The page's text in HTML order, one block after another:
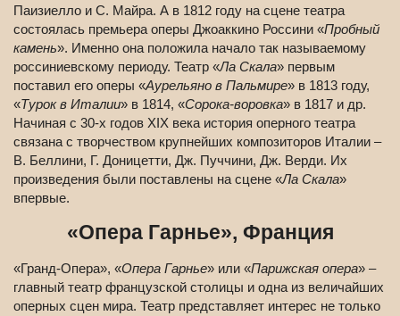
Паизиелло и С. Майра. А в 1812 году на сцене театра
состоялась премьера оперы Джоаккино Россини «Пробный
камень». Именно она положила начало так называемому
россиниевскому периоду. Театр «Ла Скала» первым
поставил его оперы «Аурельяно в Пальмире» в 1813 году,
«Турок в Италии» в 1814, «Сорока-воровка» в 1817 и др.
Начиная с 30-х годов XIX века история оперного театра
связана с творчеством крупнейших композиторов Италии –
В. Беллини, Г. Доницетти, Дж. Пуччини, Дж. Верди. Их
произведения были поставлены на сцене «Ла Скала»
впервые.
«Опера Гарнье», Франция
«Гранд-Опера», «Опера Гарнье» или «Парижская опера» –
главный театр французской столицы и одна из величайших
оперных сцен мира. Театр представляет интерес не только